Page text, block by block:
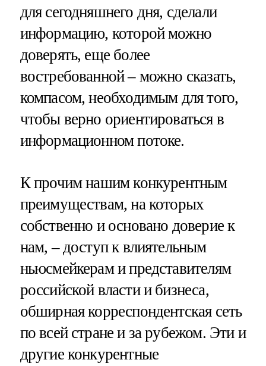
для сегодняшнего дня, сделали
информацию, которой можно
доверять, еще более
востребованной – можно сказать,
компасом, необходимым для того,
чтобы верно ориентироваться в
информационном потоке.
К прочим нашим конкурентным
преимуществам, на которых
собственно и основано доверие к
нам, – доступ к влиятельным
ньюсмейкерам и представителям
российской власти и бизнеса,
обширная корреспондентская сеть
по всей стране и за рубежом. Эти и
другие конкурентные